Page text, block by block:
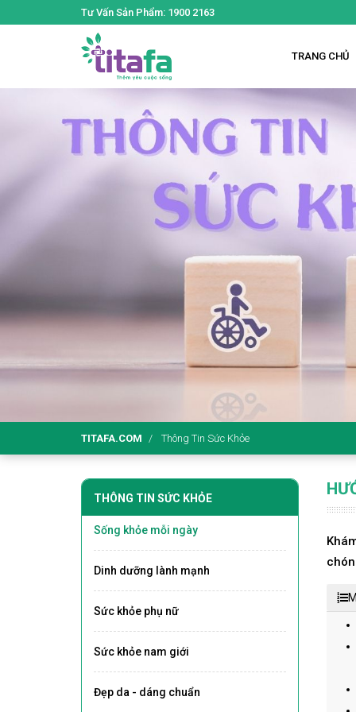
Tư Vấn Sản Phẩm: 1900 2163
TRANG CHỦ
TITAFA.COM Thông Tin Sức Khỏe
THÔNG TIN SỨC KHỎE
Sống khỏe mỗi ngày
Dinh dưỡng lành mạnh
Sức khỏe phụ nữ
Sức khỏe nam giới
Đẹp da - dáng chuẩn